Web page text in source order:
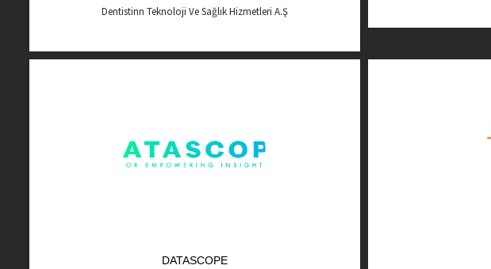
Dentistinn Teknoloji Ve Sağlık Hizmetleri A.Ş
DATASCOPE